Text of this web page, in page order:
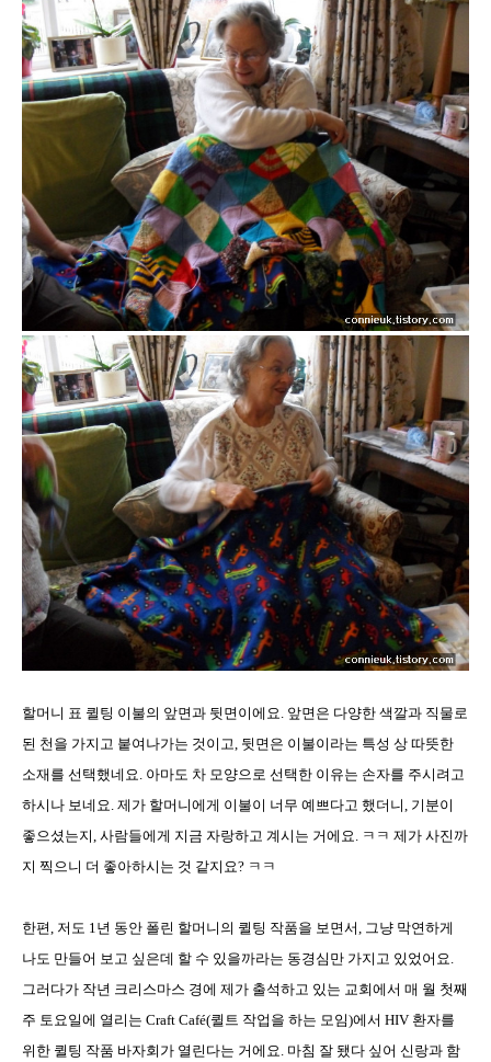
할머니 표 퀼팅 이불의 앞면과 뒷면이에요. 앞면은 다양한 색깔과 직물로
된 천을 가지고 붙여나가는 것이고, 뒷면은 이불이라는 특성 상 따뜻한
소재를 선택했네요. 아마도 차 모양으로 선택한 이유는 손자를 주시려고
하시나 보네요. 제가 할머니에게 이불이 너무 예쁘다고 했더니, 기분이
좋으셨는지, 사람들에게 지금 자랑하고 계시는 거에요. ㅋㅋ 제가 사진까
지 찍으니 더 좋아하시는 것 같지요? ㅋㅋ
한편, 저도 1년 동안 폴린 할머니의 퀼팅 작품을 보면서, 그냥 막연하게
나도 만들어 보고 싶은데 할 수 있을까라는 동경심만 가지고 있었어요.
그러다가 작년 크리스마스 경에 제가 출석하고 있는 교회에서 매 월 첫째
주 토요일에 열리는 Craft Café(퀼트 작업을 하는 모임)에서 HIV 환자를
위한 퀼팅 작품 바자회가 열린다는 거에요. 마침 잘 됐다 싶어 신랑과 함